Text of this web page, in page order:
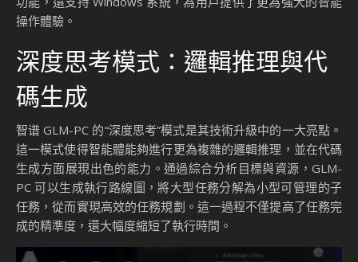
操作體驗。
深度思考模式：邏輯推理與代
碼生成
智谱 GLM-PC 的“深度思考”模式是其技術升級中的一大亮點。
這一模式使得智能體能夠進行更為複雜的邏輯推理，並在代碼
生成方面展現出色的能力。通過綜合分析目標與資源，GLM-
PC 可以生成執行路線圖，將大型任務分解為小型可管理的子
任務，從而實現高效的任務規劃。這一過程不僅提高了任務完
成的精準度，還大幅度縮短了執行時間。